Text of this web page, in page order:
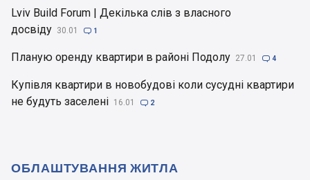
Lviv Build Forum | Декілька слів з власного
досвіду 30.01  1
Планую оренду квартири в районі Подолу 27.01  4
Купівля квартири в новобудові коли сусудні квартири
не будуть заселені 16.01  2
ОБЛАШТУВАННЯ ЖИТЛА